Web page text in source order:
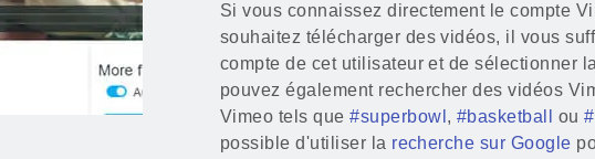
Si vous connaissez directement le compte
souhaitez télécharger des vidéos, il vous
compte de cet utilisateur et de sélectionner
pouvez également rechercher des vidéos
Vimeo tels que#superbowl , #basketball ou
possible d'utiliser la recherche sur Google